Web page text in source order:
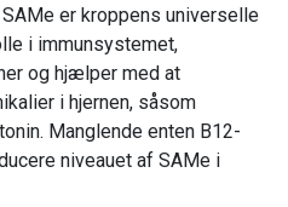
er kroppens universelle
i immunsystemet,
og hjælper med at
i hjernen, såsom
Manglende enten B12-
niveauet af SAMe i